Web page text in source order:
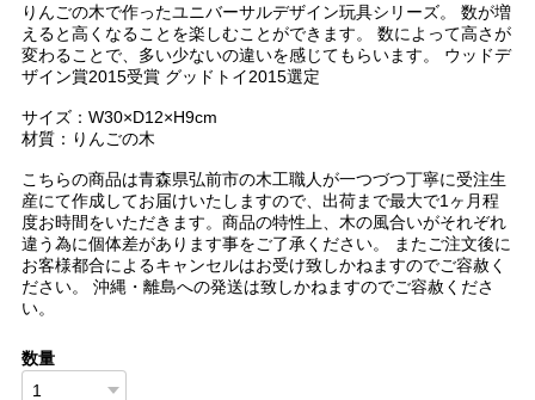
りんごの木で作ったユニバーサルデザイン玩具シリーズ。 数が増
えると高くなることを楽しむことができます。 数によって高さが
変わることで、多い少ないの違いを感じてもらいます。 ウッドデ
ザイン賞2015受賞 グッドトイ2015選定
サイズ：W30×D12×H9cm
材質：りんごの木
こちらの商品は青森県弘前市の木工職人が一つづつ丁寧に受注生
産にて作成してお届けいたしますので、出荷まで最大で1ヶ月程
度お時間をいただきます。商品の特性上、木の風合いがそれぞれ
違う為に個体差があります事をご了承ください。 またご注文後に
お客様都合によるキャンセルはお受け致しかねますのでご容赦く
ださい。 沖縄・離島への発送は致しかねますのでご容赦くださ
い。
数量